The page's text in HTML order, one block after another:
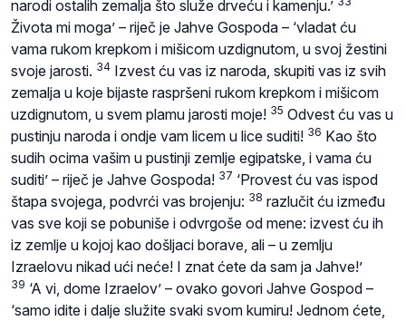
narodi ostalih zemalja što služe drveću i kamenju.’
Života mi moga’ – riječ je Jahve Gospoda – ‘vladat ću
vama rukom krepkom i mišicom uzdignutom, u svoj žestini
svoje jarosti. 34 Izvest ću vas iz naroda, skupiti vas iz svih
zemalja u koje bijaste raspršeni rukom krepkom i mišicom
uzdignutom, u svem plamu jarosti moje! 35 Odvest ću vas u
pustinju naroda i ondje vam licem u lice suditi! 36 Kao što
sudih ocima vašim u pustinji zemlje egipatske, i vama ću
suditi’ – riječ je Jahve Gospoda! 37 ‘Provest ću vas ispod
štapa svojega, podvrći vas brojenju: 38 razlučit ću između
vas sve koji se pobuniše i odvrgoše od mene: izvest ću ih
iz zemlje u kojoj kao došljaci borave, ali – u zemlju
Izraelovu nikad ući neće! I znat ćete da sam ja Jahve!’
39 ‘A vi, dome Izraelov’ – ovako govori Jahve Gospod –
‘samo idite i dalje služite svaki svom kumiru! Jednom ćete,